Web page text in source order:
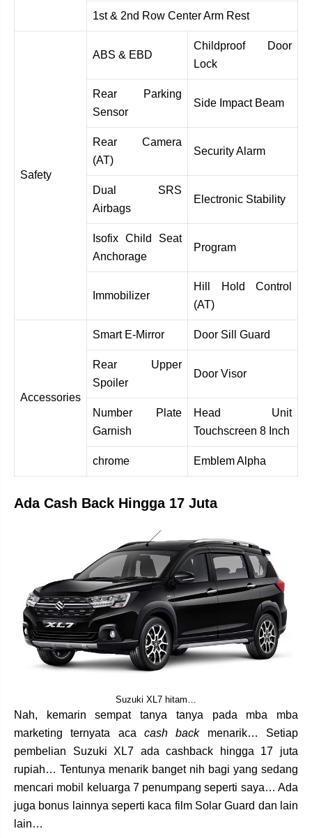
1st & 2nd Row Center Arm Rest
Safety
ABS & EBD
Childproof Door
Lock
Rear Parking
Sensor
Side Impact Beam
Rear Camera
(AT)
Security Alarm
Dual SRS
Airbags
Electronic Stability
Isofix Child Seat
Anchorage
Program
Immobilizer
Hill Hold Control
(AT)
Accessories
Smart E-Mirror Door Sill Guard
Rear Upper
Spoiler
Door Visor
Number Plate
Garnish
Head Unit
Touchscreen 8 Inch
chrome Emblem Alpha
Ada Cash Back Hingga 17 Juta
Suzuki XL7 hitam…
Nah, kemarin sempat tanya tanya pada mba mba
marketing ternyata aca cash backmenarik… Setiap
pembelian Suzuki XL7 ada cashback hingga 17 juta
rupiah… Tentunya menarik banget nih bagi yang sedang
mencari mobil keluarga 7 penumpang seperti saya… Ada
juga bonus lainnya seperti kaca film Solar Guard dan lain
lain…